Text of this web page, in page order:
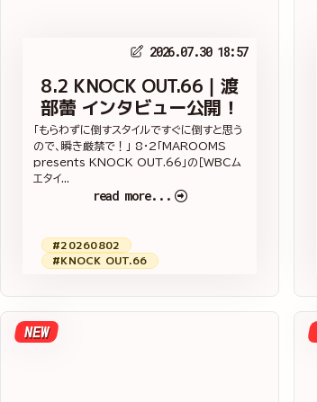
2026.07.30 18:57
8.2 KNOCK OUT.66｜渡
部蕾 インタビュー公開！
「もらわずに倒すスタイルですぐに倒すと思う
ので、瞬き厳禁で！」 8・2「MAROOMS
presents KNOCK OUT.66」の［WBCム
エタイ...
read more...
#20260802
#KNOCK OUT.66
NEW